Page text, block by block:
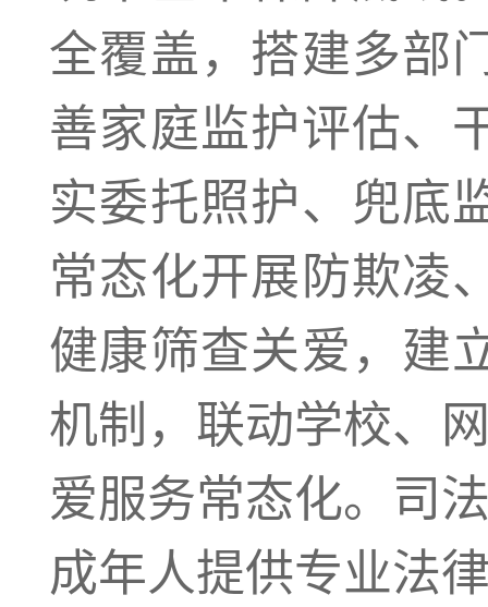
全覆盖，搭建多部
善家庭监护评估、
实委托照护、兜底
常态化开展防欺凌
健康筛查关爱，建
机制，联动学校、
爱服务常态化。司
成年人提供专业法